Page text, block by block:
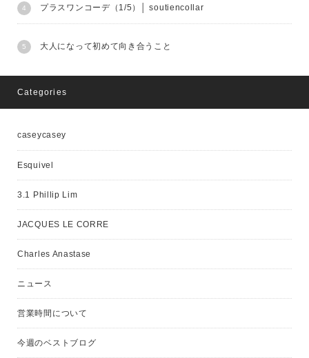
プラスワンコーデ（1/5）│ soutiencollar
大人になって初めて向き合うこと
Categories
caseycasey
Esquivel
3.1 Phillip Lim
JACQUES LE CORRE
Charles Anastase
ニュース
営業時間について
今週のベストブログ